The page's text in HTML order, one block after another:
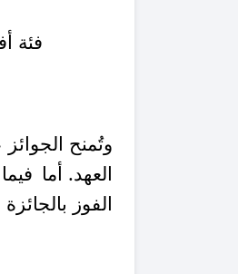
فئة
وتُمنح
العهد. أما
الفوز بالجائزة